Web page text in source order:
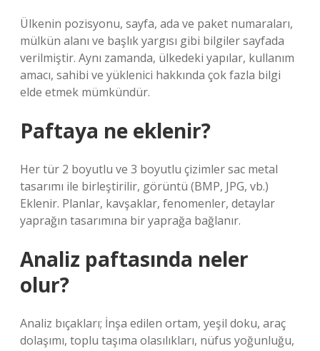
Ülkenin pozisyonu, sayfa, ada ve paket numaraları,
mülkün alanı ve başlık yargısı gibi bilgiler sayfada
verilmiştir. Aynı zamanda, ülkedeki yapılar, kullanım
amacı, sahibi ve yüklenici hakkında çok fazla bilgi
elde etmek mümkündür.
Paftaya ne eklenir?
Her tür 2 boyutlu ve 3 boyutlu çizimler sac metal
tasarımı ile birleştirilir, görüntü (BMP, JPG, vb.)
Eklenir. Planlar, kavşaklar, fenomenler, detaylar
yaprağın tasarımına bir yaprağa bağlanır.
Analiz paftasında neler
olur?
Analiz bıçakları; İnşa edilen ortam, yeşil doku, araç
dolaşımı, toplu taşıma olasılıkları, nüfus yoğunluğu,